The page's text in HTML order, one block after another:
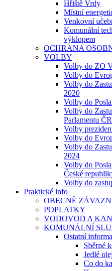
Hřiště Vrdy
Místní
Venkovní
Komunální
výklopem
OCHRANA
VOLBY
Volby do ZO
Volby do
Volby do
2020
Volby do
Volby do
Parlamentu
Volby
Volby do
Volby do
2024
Volby do
České
Volby do
Praktické info
OBECNĚ
POPLATKY
VODOVOD A
KOMUNÁLNÍ
Ostatní
Sběrné
Jedlé
Co do